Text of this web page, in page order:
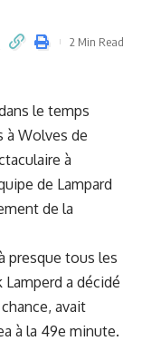
2 Min Read
le temps
à Wolves de
à
de Lampard
de la
presque tous les
a décidé
avait
à la 49e minute.